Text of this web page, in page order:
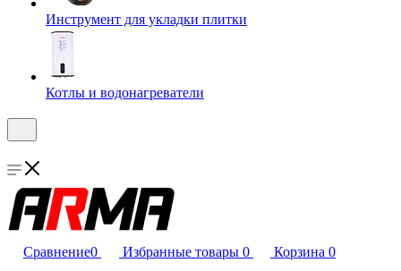
Инструмент для укладки плитки
Котлы и водонагреватели
Сравнение0 Избранные товары 0 Корзина 0